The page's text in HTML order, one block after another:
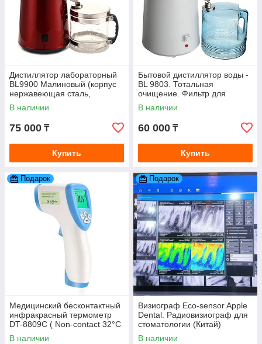
Дистиллятор лабораторный
BL9900 Малиновый (корпус
нержавеющая сталь,
стеклянная ёмкость)
В наличии
75 000 ₸
Купить
Бытовой дистиллятор воды -
BL 9803. Тотальная
очищение. Фильтр для
очистки воды
В наличии
60 000 ₸
Купить
Подарок
Медицинский бесконтактный
инфракрасный термометр
DT-8809С ( Non-contact 32°C
~ 42,5°C )
В наличии
Подарок
Визиограф Eco-sensor Apple
Dental. Радиовизиограф для
стоматологии (Китай)
В наличии